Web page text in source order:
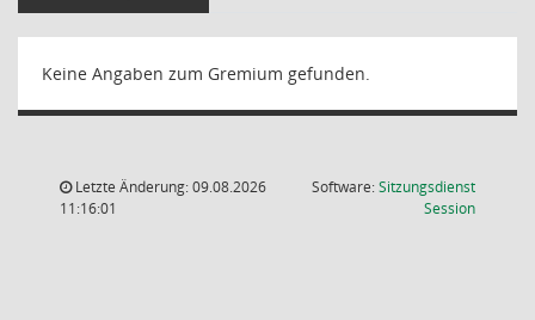
Keine Angaben zum Gremium gefunden.
Letzte Änderung: 09.08.2026
11:16:01
Software:Sitzungsdienst
Session(Wird in